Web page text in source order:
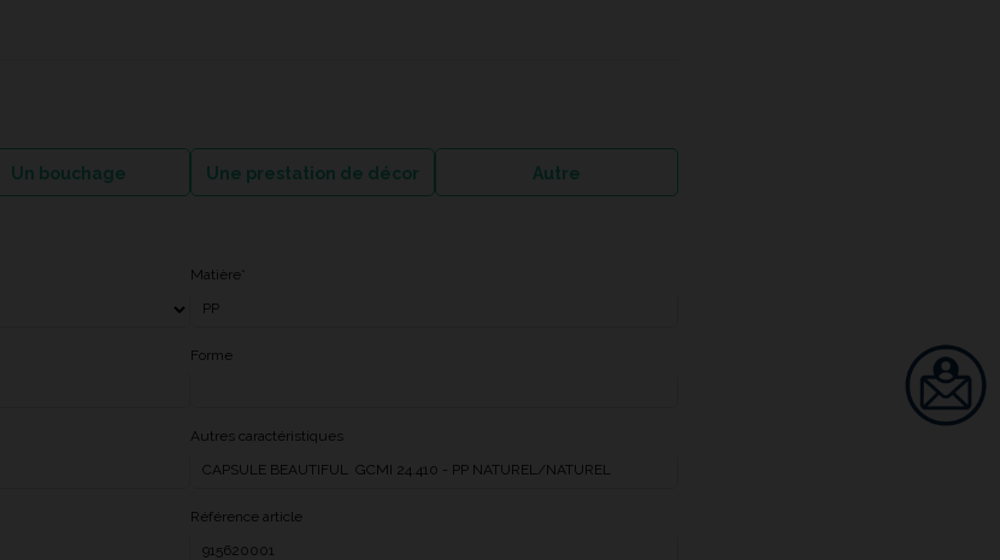
Un bouchage Une prestation de décor Autre
Matière*
Forme
Autres caractéristiques
Référence article